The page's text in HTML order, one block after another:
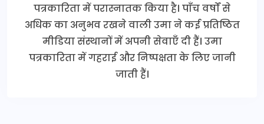
पत्रकारिता में परास्नातक किया है। पाँच वर्षों से
अधिक का अनुभव रखने वाली उमा ने कई प्रतिष्ठित
मीडिया संस्थानों में अपनी सेवाएँ दी हैं। उमा
पत्रकारिता में गहराई और निष्पक्षता के लिए जानी
जाती हैं।